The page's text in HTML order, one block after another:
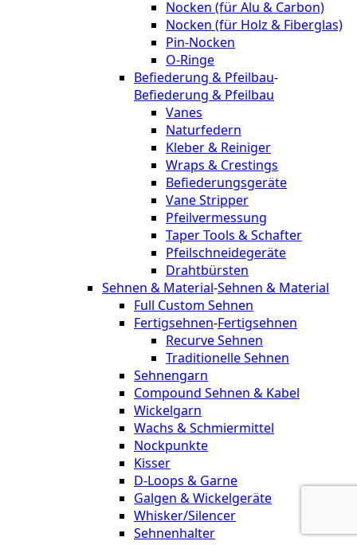
Nocken (für Alu & Carbon)
Nocken (für Holz & Fiberglas)
Pin-Nocken
O-Ringe
Befiederung & Pfeilbau-
Befiederung & Pfeilbau
Vanes
Naturfedern
Kleber & Reiniger
Wraps & Crestings
Befiederungsgeräte
Vane Stripper
Pfeilvermessung
Taper Tools & Schafter
Pfeilschneidegeräte
Drahtbürsten
Sehnen & Material-Sehnen & Material
Full Custom Sehnen
Fertigsehnen-Fertigsehnen
Recurve Sehnen
Traditionelle Sehnen
Sehnengarn
Compound Sehnen & Kabel
Wickelgarn
Wachs & Schmiermittel
Nockpunkte
Kisser
D-Loops & Garne
Galgen & Wickelgeräte
Whisker/Silencer
Sehnenhalter